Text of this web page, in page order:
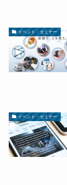
イベント・セミナー
イベント・セミナー